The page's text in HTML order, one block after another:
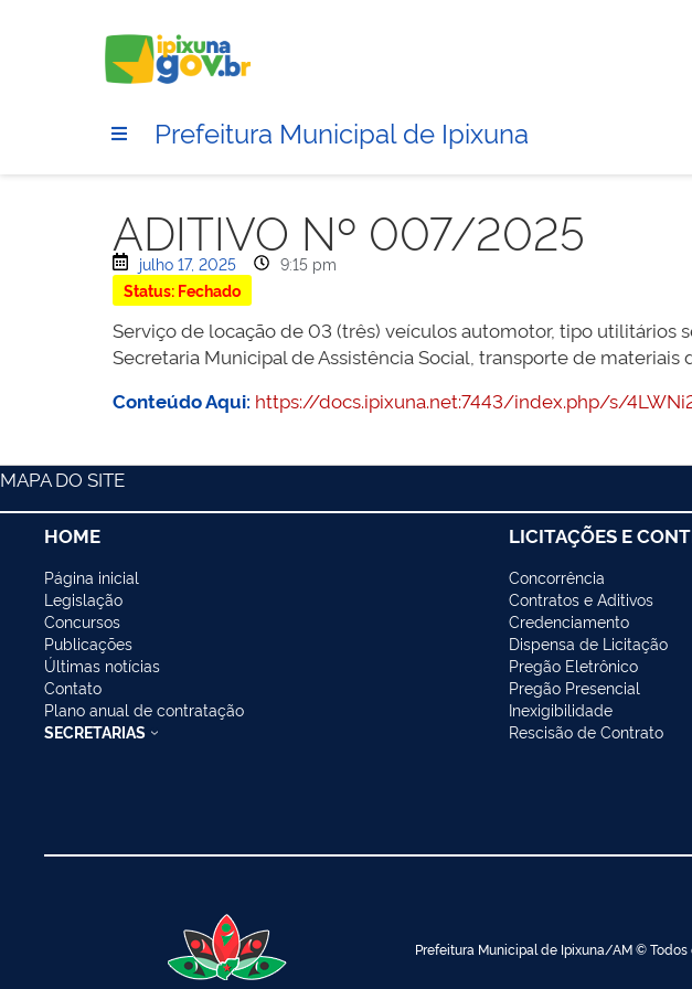
Prefeitura Municipal de Ipixuna
ADITIVO Nº 007/2025
julho 17, 2025
9:15 pm
Status: Fechado
Serviço de locação de 03 (três) veículos automotor, tipo
Secretaria Municipal de Assistência Social, transporte de
Conteúdo Aqui: https://docs.ipixuna.net:7443/index.php/s/
MAPA DO SITE
HOME
Página inicial
Legislação
Concursos
Publicações
Últimas notícias
Contato
Plano anual de contratação
SECRETARIAS
LICITAÇÕES E
Concorrência
Contratos e Aditivos
Credenciamento
Dispensa de Licitação
Pregão Eletrônico
Pregão Presencial
Inexigibilidade
Rescisão de Contrato
Prefeitura Municipal de Ipixuna/AM ©